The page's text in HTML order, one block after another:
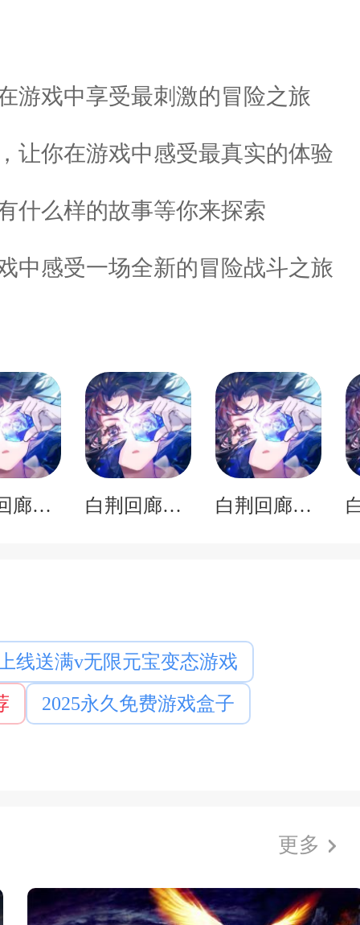
游戏中享受最刺激的冒险之旅
让你在游戏中感受最真实的体验
什么样的故事等你来探索
中感受一场全新的冒险战斗之旅
白荆回廊腾讯版正版 白荆回廊安卓版v1.6.1 白荆回廊首发版2024
线送满v无限元宝变态游戏
2025永久免费游戏盒子
更多